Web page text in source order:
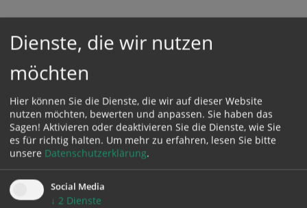
Rund 30 Personen beteiligen sich seit Dezember 1983
gegründeten Initiative.
Dienste, die wir nutzen
möchten
Hier können Sie die Dienste, die wir auf dieser Website
nutzen möchten, bewerten und anpassen. Sie haben das
Sagen! Aktivieren oder deaktivieren Sie die Dienste, wie Sie
es für richtig halten. Um mehr zu erfahren, lesen Sie bitte
unsere Datenschutzerklärung.
Social Media
↓ 2 Dienste